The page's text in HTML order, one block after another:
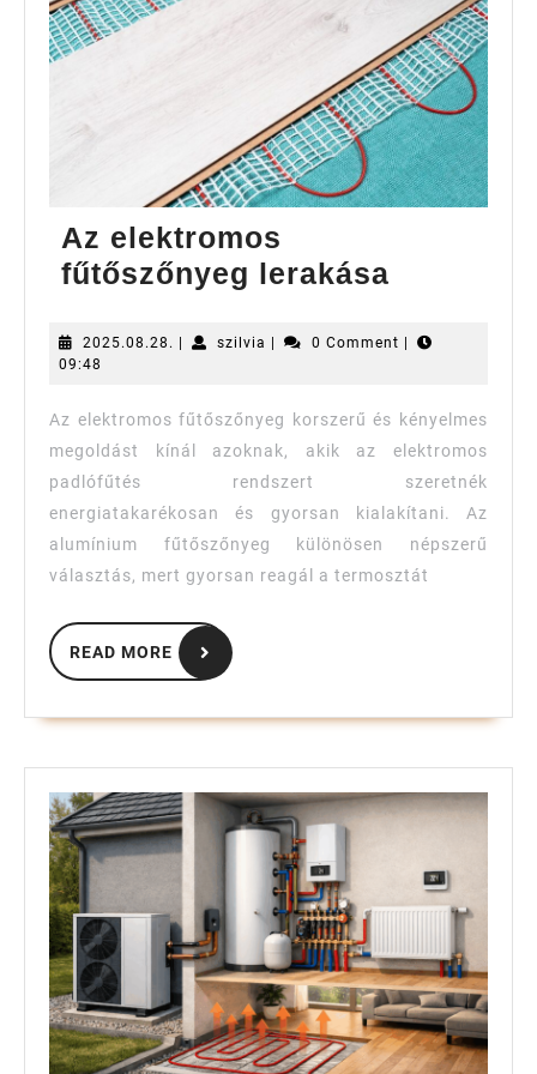
Az elektromos
fűtőszőnyeg lerakása
2025.08.28. 2025.08.28.
| szilvia szilvia
| 0 Comment |
09:48
Az elektromos fűtőszőnyeg korszerű és kényelmes
megoldást kínál azoknak, akik az elektromos
padlófűtés rendszert szeretnék
energiatakarékosan és gyorsan kialakítani. Az
alumínium fűtőszőnyeg különösen népszerű
választás, mert gyorsan reagál a termosztát
READ MORE
READ
MORE